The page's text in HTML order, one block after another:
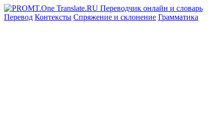
Перевод Контексты Спряжение и склонение Грамматика